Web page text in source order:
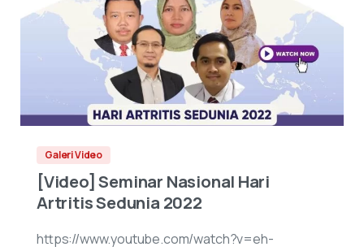
Galeri Video
[Video] Seminar Nasional Hari
Artritis Sedunia 2022
https://www.youtube.com/watch?v=eh-